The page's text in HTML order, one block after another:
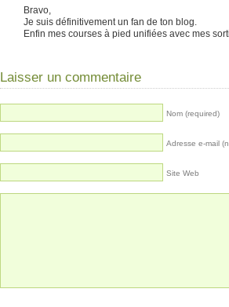
Bravo,
Je suis définitivement un fan de ton blog.
Enfin mes courses à pied unifiées avec mes
Laisser un commentaire
Nom (required)
Adresse e-mail
Site Web